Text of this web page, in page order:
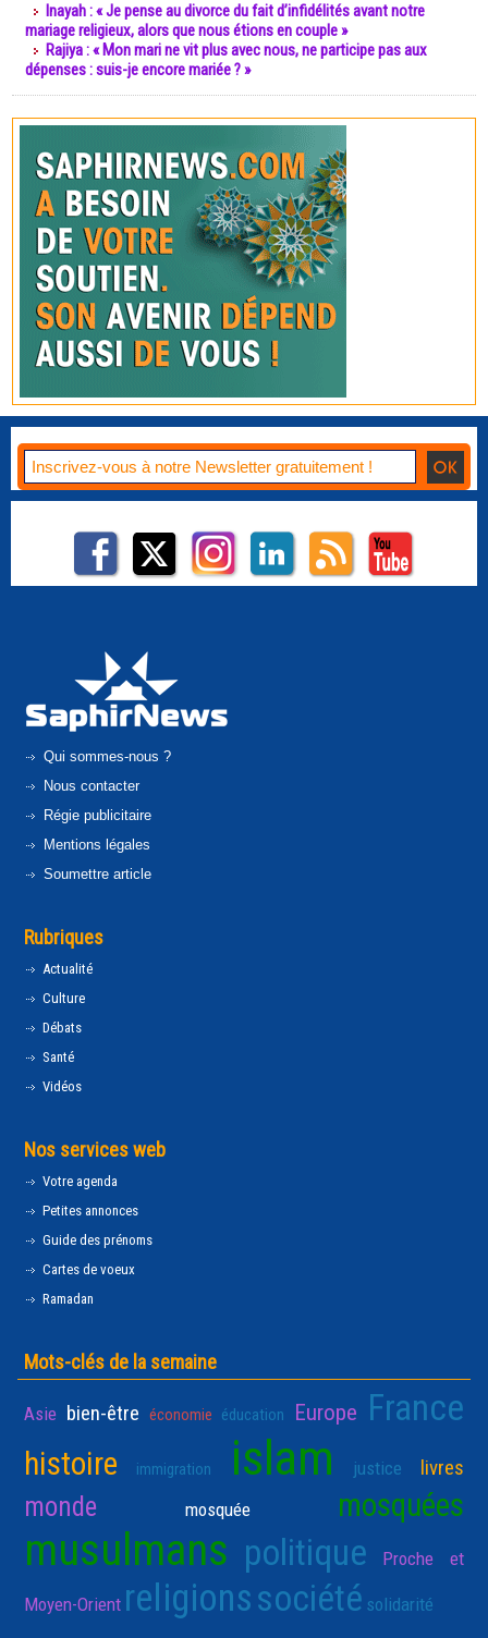
Inayah : « Je pense au divorce du fait d’infidélités avant notre
mariage religieux, alors que nous étions en couple »
Rajiya : « Mon mari ne vit plus avec nous, ne participe pas aux
dépenses : suis-je encore mariée ? »
Qui sommes-nous ?
Nous contacter
Régie publicitaire
Mentions légales
Soumettre article
Rubriques
Actualité
Culture
Débats
Santé
Vidéos
Nos services web
Votre agenda
Petites annonces
Guide des prénoms
Cartes de voeux
Ramadan
Mots-clés de la semaine
Asie bien-être économie éducation Europe France
histoire immigration islam justice livres
monde mosquée mosquées
musulmans politique Proche et
Moyen-Orient religionssociété solidarité